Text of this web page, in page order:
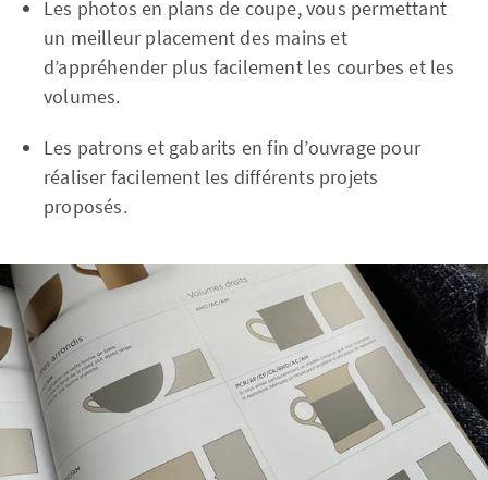
Les photos en plans de coupe, vous permettant
un meilleur placement des mains et
d’appréhender plus facilement les courbes et les
volumes.
Les patrons et gabarits en fin d’ouvrage pour
réaliser facilement les différents projets
proposés.